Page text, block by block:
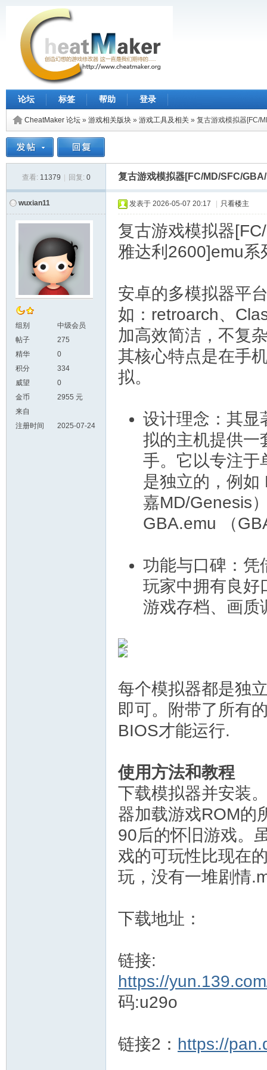
论坛 标签 帮助 登录
CheatMaker 论坛 » 游戏相关版块 » 游戏工具及相关 » 复古游戏模拟器[FC/
查看: 11379 回复: 0 复古游戏模拟器[FC/MD/SFC/
wuxian11
组别
中级会员
帖子
275
精华
0
积分
334
威望
0
金币
2955 元
来自
注册时间
2025-07-24
发表于 2026-05-07 20:17 只看楼主
复古游戏模拟器
雅达利
安卓的多模拟器平
如：retroarch、
加高效简洁，不复
其核心特点是在手
拟。
设计理念：其显
拟的主机提供一
手。它以专注于
是独立的，例如
嘉MD/Genesis
GBA.emu （
功能与口碑：凭
玩家中拥有良好
游戏存档、画质
每个模拟器都是独
即可。附带了所有
BIOS才能运行.
使用方法和教程
下载模拟器并安装
器加载游戏ROM的
90后的怀旧游戏。
戏的可玩性比现在
玩，没有一堆剧情
下载地址：
链接:
https://
码:u29o
链接2： https://